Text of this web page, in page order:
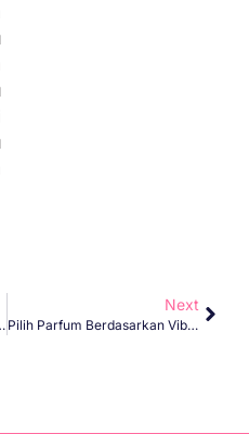
Berubah?
Next
Pilih Parfum Berdasarkan Vibe: Ceria, Calm, Atau Classy?